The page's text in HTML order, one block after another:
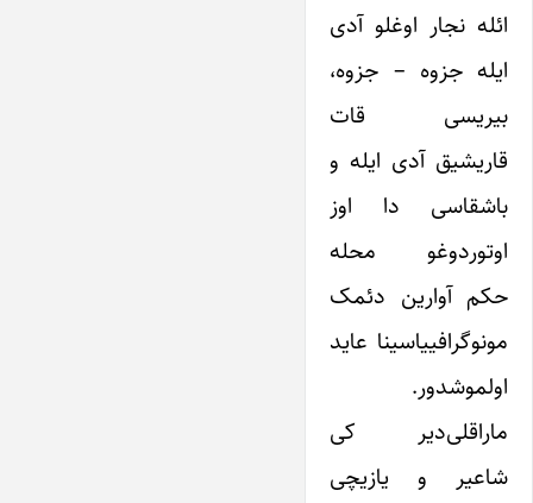
ائله نجار اوغلو آدی
ایله جزوه – جزوه،
بیریسی قات
قاریشیق آدی ایله و
باشقاسی دا اوز
اوتوردوغو محله
حکم آوارین دئمک
مونوگرافییاسینا عاید
اولموشدور.
ماراقلی‌دیر کی
شاعیر و یازیچی